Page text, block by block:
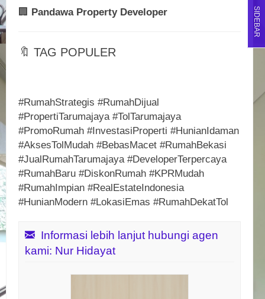
🏢 Pandawa Property Developer
🔖 TAG POPULER
#RumahStrategis #RumahDijual
#PropertiTarumajaya #TolTarumajaya
#PromoRumah #InvestasiProperti #HunianIdaman
#AksesTolMudah #BebasMacet #RumahBekasi
#JualRumahTarumajaya #DeveloperTerpercaya
#RumahBaru #DiskonRumah #KPRMudah
#RumahImpian #RealEstateIndonesia
#HunianModern #LokasiEmas #RumahDekatTol
Informasi lebih lanjut hubungi agen
kami: Nur Hidayat
SIDEBAR